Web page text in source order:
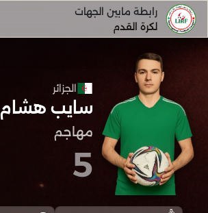
رابطة مابين الجهات
لكرة القدم
الجزائر
سايب هشام
مهاجم
5